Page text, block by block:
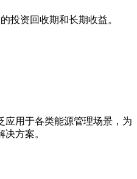
投资回收期和长期收益。
应用于各类能源管理场景，为
方案。